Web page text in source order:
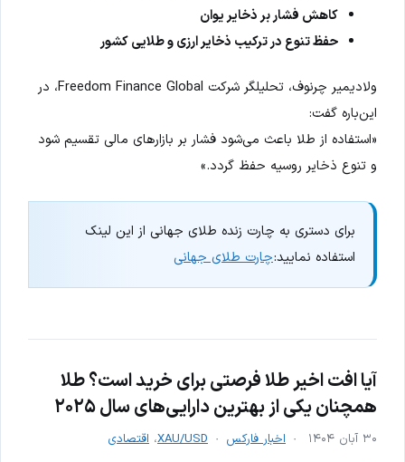
کاهش فشار بر ذخایر یوان
حفظ تنوع در ترکیب ذخایر ارزی و طلایی کشور
ولادیمیر چرنوف، تحلیلگر شرکت Freedom Finance Global، در
این‌باره گفت:
«استفاده از طلا باعث می‌شود فشار بر بازارهای مالی تقسیم شود
و تنوع ذخایر روسیه حفظ گردد.»
برای دستری به چارت زنده طلای جهانی از این لینک
استفاده نمایید:چارت طلای جهانی
آیا افت اخیر طلا فرصتی برای خرید است؟ طلا
همچنان یکی از بهترین دارایی‌های سال ۲۰۲۵
۳۰ آبان ۱۴۰۴ اخبار فارکس XAU/USD، اقتصادی